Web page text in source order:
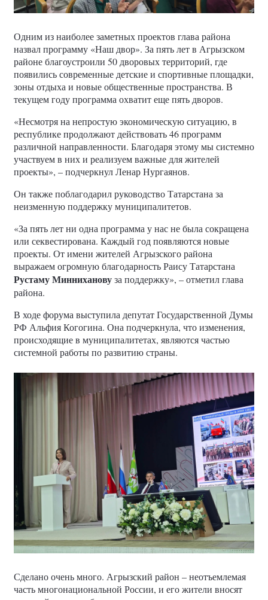
Одним из наиболее заметных проектов глава района
назвал программу «Наш двор». За пять лет в Агрызском
районе благоустроили 50 дворовых территорий, где
появились современные детские и спортивные площадки,
зоны отдыха и новые общественные пространства. В
текущем году программа охватит еще пять дворов.
«Несмотря на непростую экономическую ситуацию, в
республике продолжают действовать 46 программ
различной направленности. Благодаря этому мы системно
участвуем в них и реализуем важные для жителей
проекты», – подчеркнул Ленар Нургаянов.
Он также поблагодарил руководство Татарстана за
неизменную поддержку муниципалитетов.
«За пять лет ни одна программа у нас не была сокращена
или секвестирована. Каждый год появляются новые
проекты. От имени жителей Агрызского района
выражаем огромную благодарность Раису Татарстана
Рустаму Миннихановуза поддержку», – отметил глава
района.
В ходе форума выступила депутат Государственной Думы
РФ Альфия Когогина. Она подчеркнула, что изменения,
происходящие в муниципалитетах, являются частью
системной работы по развитию страны.
Сделано очень много. Агрызский район – неотъемлемая
часть многонациональной России, и его жители вносят